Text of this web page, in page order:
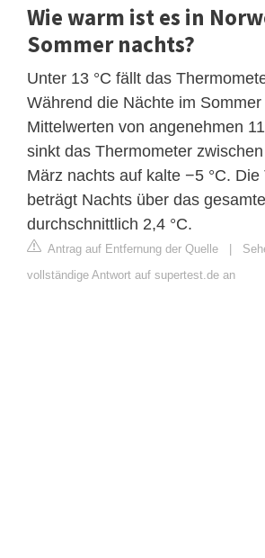
Wie warm ist es in
Sommer nachts?
Unter 13 °C fällt das
Während die Nächte im Sommer
Mittelwerten von angenehmen
sinkt das Thermometer
März nachts auf kalte −5 °C. Die
beträgt Nachts über das
durchschnittlich 2,4 °C.
Antrag auf Entfernung der Quelle
vollständige Antwort auf supertest.de an